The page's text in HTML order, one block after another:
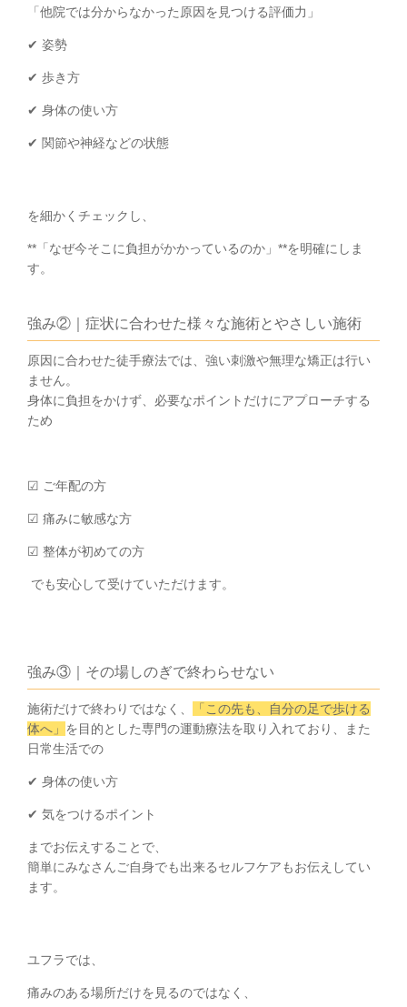
「他院では分からなかった原因を見つける評価力」
✔ 姿勢
✔ 歩き方
✔ 身体の使い方
✔ 関節や神経などの状態
を細かくチェックし、
**「なぜ今そこに負担がかかっているのか」**を明確にしま
す。
強み②｜症状に合わせた様々な施術とやさしい施術
原因に合わせた徒手療法では、強い刺激や無理な矯正は行い
ません。
身体に負担をかけず、必要なポイントだけにアプローチする
ため
☑ ご年配の方
☑ 痛みに敏感な方
☑ 整体が初めての方
でも安心して受けていただけます。
強み③｜その場しのぎで終わらせない
施術だけで終わりではなく、
「この先も、自分の足で歩ける
体へ」 を目的とした専門の運動療法を取り入れており、また
日常生活での
✔ 身体の使い方
✔ 気をつけるポイント
までお伝えすることで、
簡単にみなさんご自身でも出来るセルフケアもお伝えしてい
ます。
ユフラでは、
痛みのある場所だけを見るのではなく、